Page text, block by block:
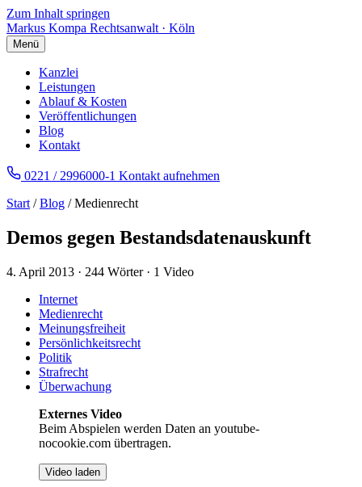
Zum Inhalt springen
Markus Kompa Rechtsanwalt · Köln
Menü
Kanzlei
Leistungen
Ablauf & Kosten
Veröffentlichungen
Blog
Kontakt
0221 / 2996000-1 Kontakt aufnehmen
Start /Blog / Medienrecht
Demos gegen Bestandsdatenauskunft
4. April 2013 · 244 Wörter · 1 Video
Internet
Medienrecht
Meinungsfreiheit
Persönlichkeitsrecht
Politik
Strafrecht
Überwachung
Externes Video
Beim Abspielen werden Daten an youtube-
nocookie.com übertragen.
Video laden